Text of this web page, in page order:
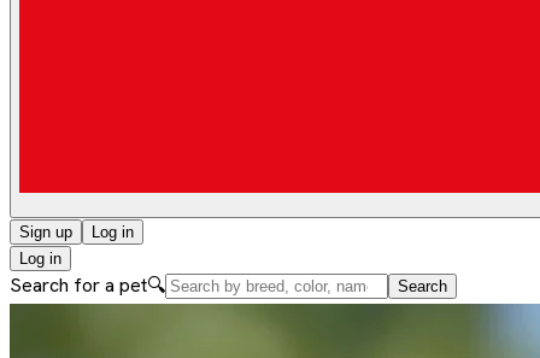
Sign up
Log in
Log in
Search for a pet🔍 Search